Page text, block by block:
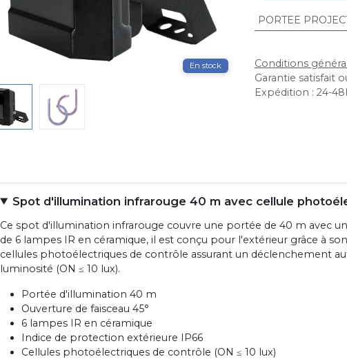
En stock
PORTEE
Conditions
Garantie satisfait
Expédition : 24-
Spot d'illumination infrarouge 40 m avec cellule
Ce spot d'illumination infrarouge couvre une portée de 40 m avec
de 6 lampes IR en céramique, il est conçu pour l'extérieur grâce à
cellules photoélectriques de contrôle assurant un déclenchement
luminosité (ON ≤ 10 lux).
Portée d'illumination 40 m
Ouverture de faisceau 45°
6 lampes IR en céramique
Indice de protection extérieure IP66
Cellules photoélectriques de contrôle (ON ≤ 10 lux)